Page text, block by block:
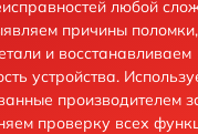
любой
причины
и восстанавливаем
устройства.
производителем
проверку всех